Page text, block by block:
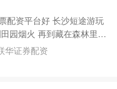
配资平台好 长沙短途游玩
园烟火 再到藏在森林里的
排起来～ 稻梦沙田田园综
华证券配资